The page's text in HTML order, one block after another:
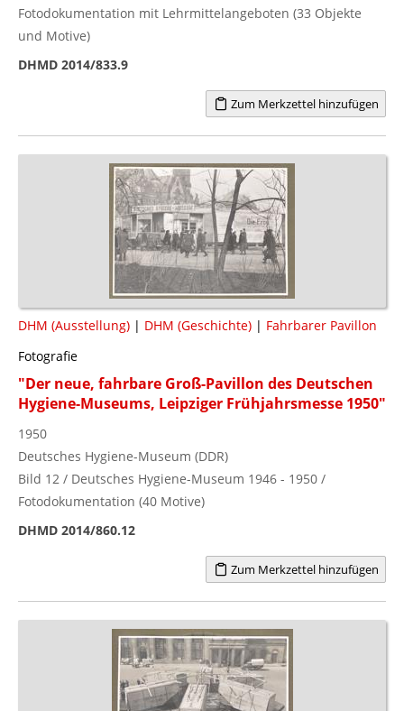
Fotodokumentation mit Lehrmittelangeboten (33 Objekte
und Motive)
DHMD 2014/833.9
Zum Merkzettel hinzufügen
DHM (Ausstellung) | DHM (Geschichte) | Fahrbarer Pavillon
Fotografie
"Der neue, fahrbare Groß-Pavillon des Deutschen
Hygiene-Museums, Leipziger Frühjahrsmesse 1950"
1950
Deutsches Hygiene-Museum (DDR)
Bild 12 / Deutsches Hygiene-Museum 1946 - 1950 /
Fotodokumentation (40 Motive)
DHMD 2014/860.12
Zum Merkzettel hinzufügen